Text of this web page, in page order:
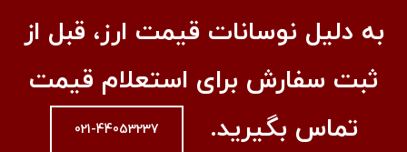
به دلیل نوسانات قیمت ارز، قبل از
ثبت سفارش برای استعلام قیمت
تماس بگیرید.
021-44053237